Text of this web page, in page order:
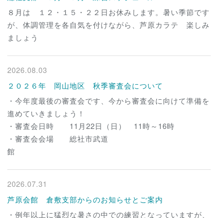
８月は １２・１５・２２日お休みします。暑い季節です
が、体調管理を各自気を付けながら、芦原カラテ 楽しみ
ましょう
2026.08.03
２０２６年 岡山地区 秋季審査会について
・今年度最後の審査会です、今から審査会に向けて準備を
進めていきましょう！
・審査会日時 11月22日（日） 11時～16時
・審査会会場 総社市武道
館
2026.07.31
芦原会館 倉敷支部からのお知らせとご案内
・例年以上に猛烈な暑さの中での練習となっていますが、